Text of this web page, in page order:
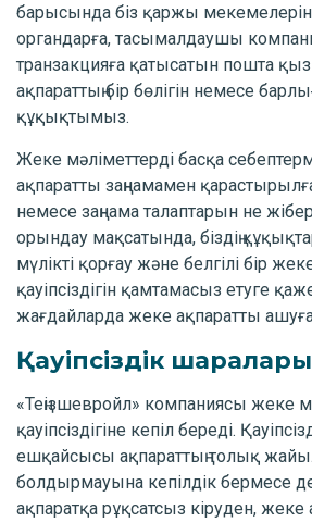
барысында біз қаржы
органдарға, тасымалдаушы
транзакцияға қатысатын пошта
ақпараттың бір бөлігін немесе
құқықтымыз.
Жеке мәліметтерді басқа
ақпаратты заңнамамен
немесе заңнама талаптарын не
орындау мақсатында, біздің
мүлікті қорғау және белгілі бір
қауіпсіздігін қамтамасыз етуге
жағдайларда жеке ақпаратты
Қауіпсіздік шаралары
«Теңізшевройл» компаниясы жеке
қауіпсіздігіне кепіл береді.
ешқайсысы ақпараттың толық
болдырмауына кепілдік бермесе
ақпаратқа рұқсатсыз кіруден, жеке